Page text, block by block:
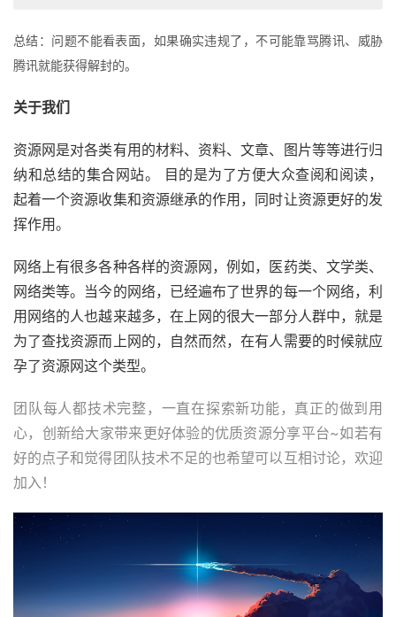
总结：问题不能看表面，如果确实违规了，不可能靠骂腾讯、威胁
腾讯就能获得解封的。
关于我们
资源网是对各类有用的材料、资料、文章、图片等等进行归
纳和总结的集合网站。 目的是为了方便大众查阅和阅读，
起着一个资源收集和资源继承的作用，同时让资源更好的发
挥作用。
网络上有很多各种各样的资源网，例如，医药类、文学类、
网络类等。当今的网络，已经遍布了世界的每一个网络，利
用网络的人也越来越多，在上网的很大一部分人群中，就是
为了查找资源而上网的，自然而然，在有人需要的时候就应
孕了资源网这个类型。
团队每人都技术完整，一直在探索新功能，真正的做到用
心，创新给大家带来更好体验的优质资源分享平台~如若有
好的点子和觉得团队技术不足的也希望可以互相讨论，欢迎
加入！